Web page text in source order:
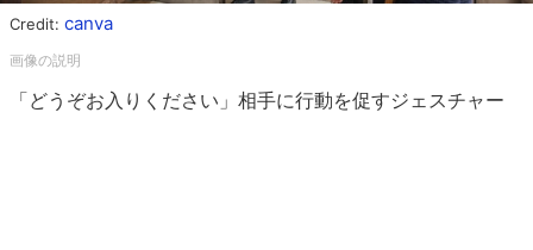
Credit: canva
「どうぞお入りください」相手に行動を促すジェスチャー